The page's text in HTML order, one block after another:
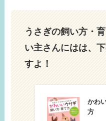
うさぎの飼い方・
い主さんにはは、
すよ！
かわ
方